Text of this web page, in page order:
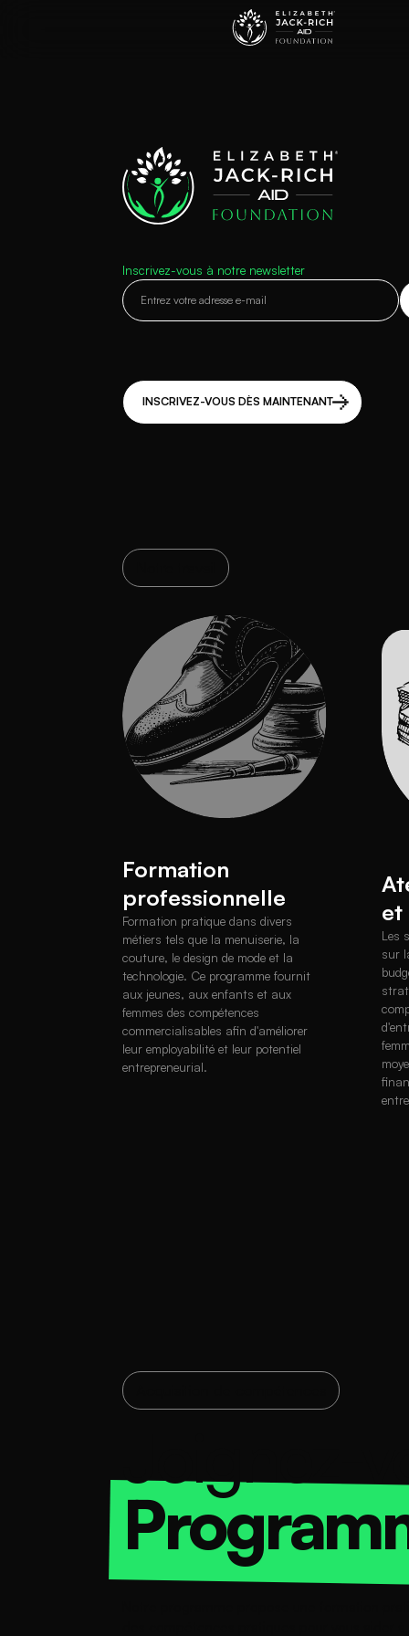
Nos programmes d'autonomisation et
INSCRIVEZ-VOUS DÈS MAINTENANT
Formation
professionnelle
Formation pratique dans divers
métiers tels que la menuiserie, la
couture, le design de mode et la
technologie. Ce programme fournit
aux jeunes, aux enfants et aux
femmes des compétences
commercialisables afin d'améliorer
leur employabilité et leur potentiel
entrepreneurial.
et
Les
sur
Joignez-
Inscrivez-vous à notre newsletter